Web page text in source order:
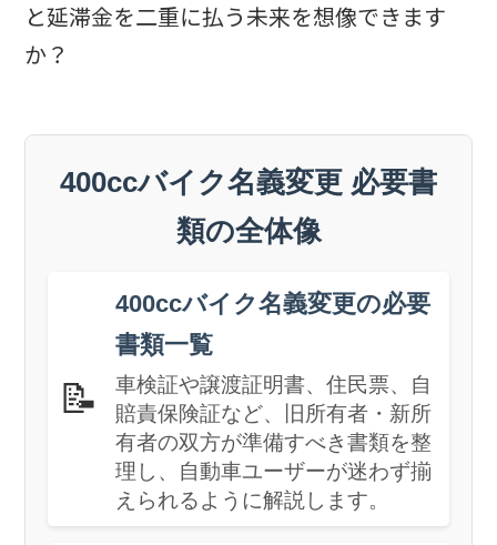
と延滞金を二重に払う未来を想像できます
か？
400ccバイク名義変更 必要書
類の全体像
📝
400ccバイク名義変更の必要
書類一覧
車検証や譲渡証明書、住民票、自
賠責保険証など、旧所有者・新所
有者の双方が準備すべき書類を整
理し、自動車ユーザーが迷わず揃
えられるように解説します。